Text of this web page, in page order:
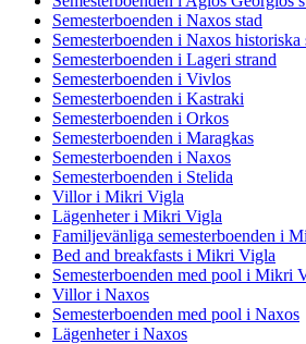
Semesterboenden i Naxos stad
Semesterboenden i Naxos historiska
Semesterboenden i Lageri strand
Semesterboenden i Vivlos
Semesterboenden i Kastraki
Semesterboenden i Orkos
Semesterboenden i Maragkas
Semesterboenden i Naxos
Semesterboenden i Stelida
Villor i Mikri Vigla
Lägenheter i Mikri Vigla
Familjevänliga semesterboenden i
Bed and breakfasts i Mikri Vigla
Semesterboenden med pool i Mikri
Villor i Naxos
Semesterboenden med pool i Naxos
Lägenheter i Naxos